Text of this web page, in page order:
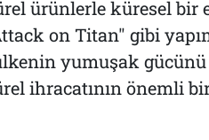
ürünlerle küresel bir
on Titan" gibi
yumuşak gücünü
ihracatının önemli bir